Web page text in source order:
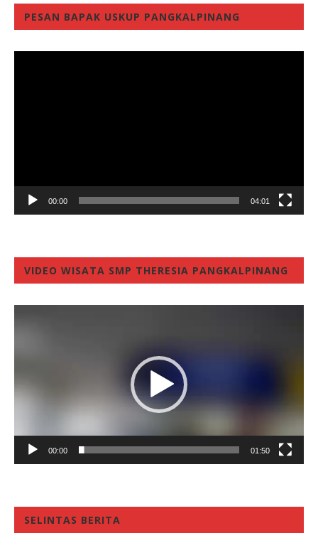
PESAN BAPAK USKUP PANGKALPINANG
00:00 04:01
VIDEO WISATA SMP THERESIA PANGKALPINANG
00:00 01:50
SELINTAS BERITA